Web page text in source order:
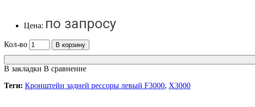
Цена: по запросу
Кол-во
В корзину
В закладки В сравнение
Теги: Кронштейн задней рессоры левый F3000, X3000